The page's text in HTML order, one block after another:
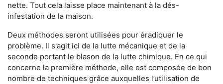
nette. Tout cela laisse place maintenant à la dés-
infestation de la maison.
Deux méthodes seront utilisées pour éradiquer le
problème. Il s'agit ici de la lutte mécanique et de la
seconde portant le blason de la lutte chimique. En ce qui
concerne la première méthode, elle est composée de bon
nombre de techniques grâce auxquelles l’utilisation de